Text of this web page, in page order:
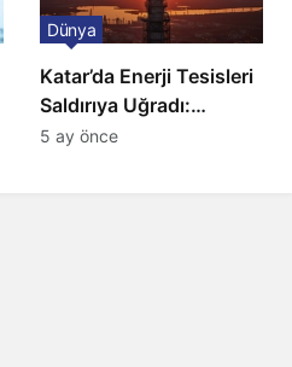
Katar’da Enerji Tesisleri
Saldırıya Uğradı:
Avrupa’da Doğalgaz
Dünya
5 ay önce